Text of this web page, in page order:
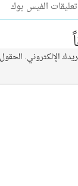
تعليقات الفيس بوك
الإلكتروني.